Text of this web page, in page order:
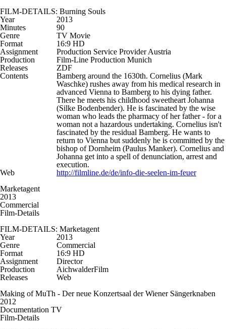
FILM-DETAILS: Burning Souls
Year
2013
Minutes
90
Genre
TV Movie
Format
16:9 HD
Assignment
Production Service Provider Austria
Production
Film-Line Production Munich
Releases
ZDF
Contents
Bamberg around the 1630th. Cornelius (Mark
Waschke) rushes away from his medical research in
advanced Vienna to Bamberg to his dying father.
There he meets his childhood sweetheart Johanna
(Silke Bodenbender). He is fascinated by the wise
woman who leads the pharmacy of her father - for a
woman not a hazardous undertaking. Cornelius isn't
fascinated by the residual Bamberg. He wants to
return to Vienna but suddenly he is committed by the
bishop of Dornheim (Paulus Manker). Cornelius and
Johanna get into a spell of denunciation, arrest and
execution.
Web
http://filmline.de/de/info-die-seelen-im-feuer
Marketagent
2013
Commercial
Film-Details
FILM-DETAILS: Marketagent
Year
2013
Genre
Commercial
Format
16:9 HD
Assignment
Director
Production
AichwalderFilm
Releases
Web
Making of MuTh - Der neue Konzertsaal der Wiener Sängerknaben
2012
Documentation TV
Film-Details